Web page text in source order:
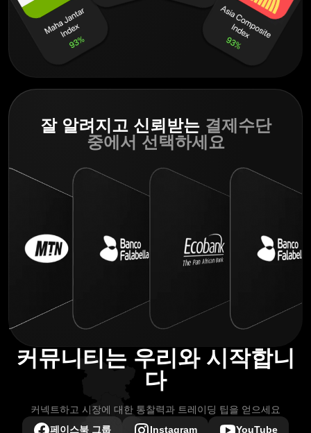
잘 알려지고 신뢰받는결제수단
중에서 선택하세요
커뮤니티는 우리와 시작합니
다
커넥트하고 시장에 대한 통찰력과 트레이딩 팁을 얻으세요
페이스북 그룹
Instagram YouTube